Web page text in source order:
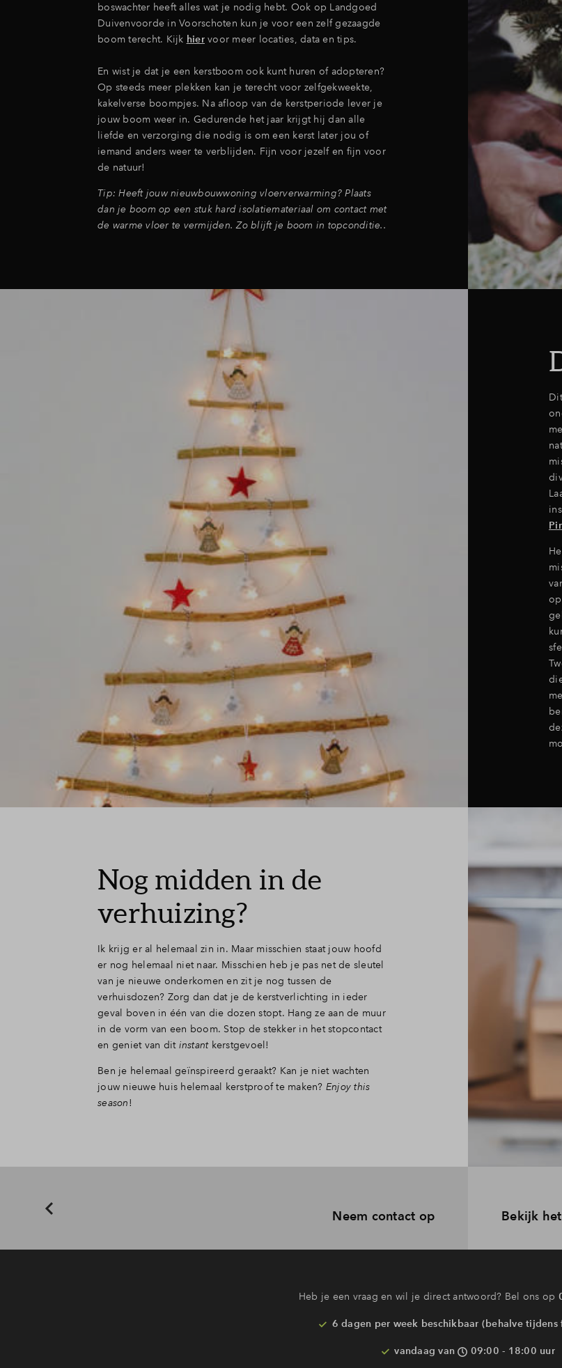
boswachter heeft alles wat je nodig hebt. Ook op Landgoed
Duivenvoorde in Voorschoten kun je voor een zelf gezaagde
boom terecht. Kijk hiervoor meer locaties, data en tips.
En wist je dat je een kerstboom ook kunt huren of adopteren?
Op steeds meer plekken kan je terecht voor zelfgekweekte,
kakelverse boompjes. Na afloop van de kerstperiode lever je
jouw boom weer in. Gedurende het jaar krijgt hij dan alle
liefde en verzorging die nodig is om een kerst later jou of
iemand anders weer te verblijden. Fijn voor jezelf en fijn voor
de natuur!
Tip: Heeft jouw nieuwbouwwoning vloerverwarming? Plaats
dan je boom op een stuk hard isolatiemateriaal om contact met
de warme vloer te vermijden. Zo blijft je boom in topconditie..
Nog midden in de
verhuizing?
Ik krijg er al helemaal zin in. Maar misschien staat jouw hoofd
er nog helemaal niet naar. Misschien heb je pas net de sleutel
van je nieuwe onderkomen en zit je nog tussen de
verhuisdozen? Zorg dan dat je de kerstverlichting in ieder
geval boven in één van die dozen stopt. Hang ze aan de muur
in de vorm van een boom. Stop de stekker in het stopcontact
en geniet van dit instantkerstgevoel!
Ben je helemaal geïnspireerd geraakt? Kan je niet wachten
jouw nieuwe huis helemaal kerstproof te maken? Enjoy this
season!
Neem contact op Bekijk
Interesse? Meld je dan